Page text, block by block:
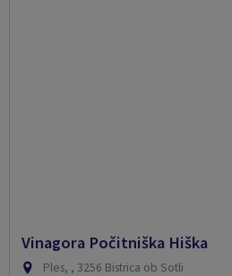
Vinagora Počitniška Hiška
Ples, , 3256 Bistrica ob Sotli